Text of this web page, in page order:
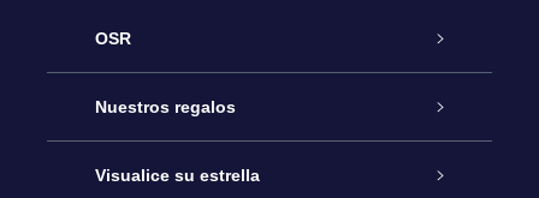
OSR
Atención
Contáctanos
Nuestros regalos
Regalo Estrella Online
Visualice su estrella